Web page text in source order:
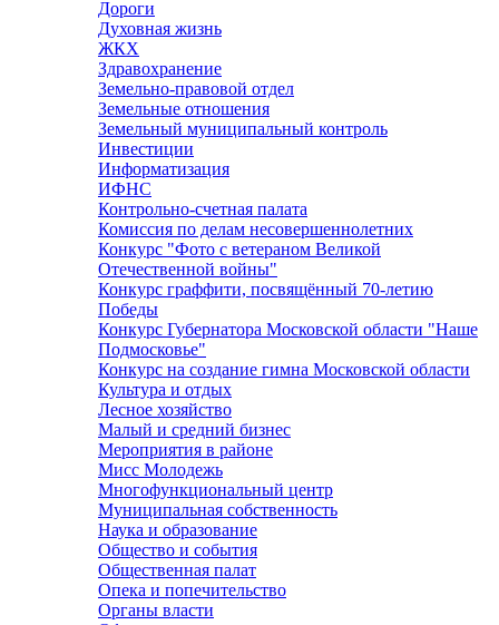
Дороги
Духовная жизнь
ЖКХ
Здравохранение
Земельно-правовой отдел
Земельные отношения
Земельный муниципальный контроль
Инвестиции
Информатизация
ИФНС
Контрольно-счетная палата
Комиссия по делам несовершеннолетних
Конкурс "Фото с ветераном Великой
Отечественной войны"
Конкурс граффити, посвящённый 70-летию
Победы
Конкурс Губернатора Московской области "Наше
Подмосковье"
Конкурс на создание гимна Московской области
Культура и отдых
Лесное хозяйство
Малый и средний бизнес
Мероприятия в районе
Мисс Молодежь
Многофункциональный центр
Муниципальная собственность
Наука и образование
Общество и события
Общественная палат
Опека и попечительство
Органы власти